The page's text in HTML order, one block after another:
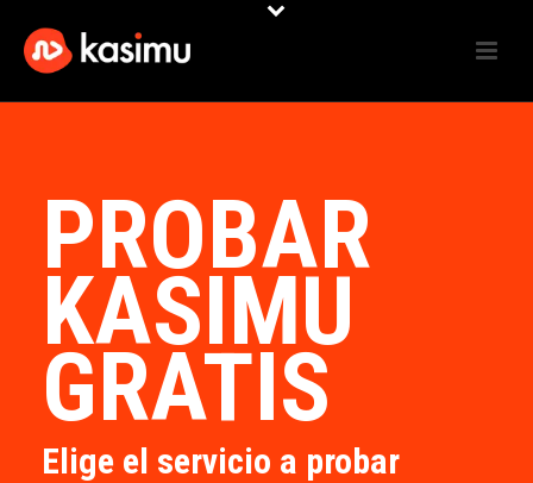
PROBAR
KASIMU
GRATIS
Elige el servicio a probar